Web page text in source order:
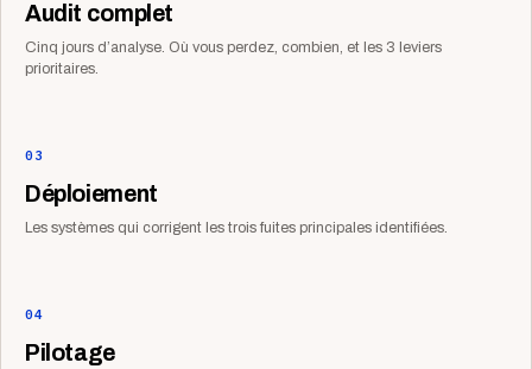
Audit complet
Cinq jours d’analyse. Où vous perdez, combien, et les 3 leviers
prioritaires.
03
Déploiement
Les systèmes qui corrigent les trois fuites principales identifiées.
04
Pilotage